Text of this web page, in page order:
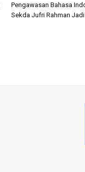
Pengawasan Bahasa
Sekda Jufri Rahman